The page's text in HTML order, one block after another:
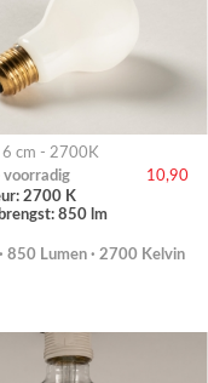
6 cm - 2700K
voorradig
10,90
2700 K
850 lm
850 Lumen · 2700 Kelvin